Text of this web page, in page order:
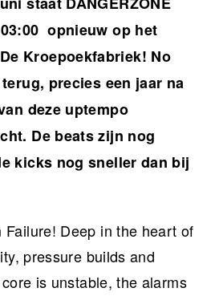
opnieuw op het
Kroepoekfabriek! No
precies een jaar na
deze uptempo
De beats zijn nog
kicks nog sneller dan bij
Failure! Deep in the heart of
pressure builds and
is unstable, the alarms